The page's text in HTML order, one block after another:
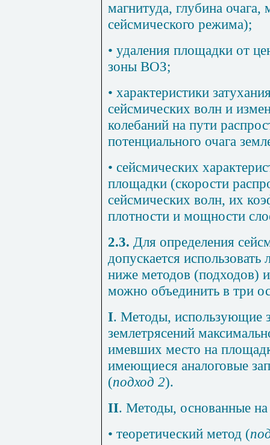
магнитуда, глубина
сейсмического режима);
• удаления площадки от
зоны ВОЗ;
• характеристики
сейсмических волн и
колебаний на пути
потенциального очага
• сейсмических
площадки (скорости
сейсмических волн, их
плотности и мощности
2.3. Для определения
допускается
ниже методов (подходов)
можно объединить в три
I. Методы, использующие
землетрясений
имевших место на
имеющиеся аналоговые
(подход 2).
II. Методы, основанные
• теоретический метод (